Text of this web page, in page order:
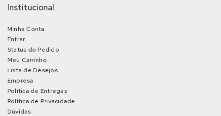
Institucional
Minha Conta
Entrar
Status do Pedido
Meu Carrinho
Lista de Desejos
Empresa
Política de Entregas
Política de Privacidade
Dúvidas